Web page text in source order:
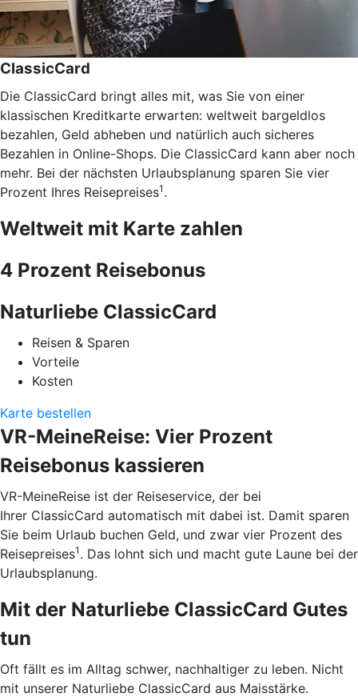
ClassicCard
Die ClassicCard bringt alles mit, was Sie von einer
klassischen Kreditkarte erwarten: weltweit bargeldlos
bezahlen, Geld abheben und natürlich auch sicheres
Bezahlen in Online-Shops. Die ClassicCard kann aber noch
mehr. Bei der nächsten Urlaubsplanung sparen Sie vier
Prozent Ihres Reisepreises1 .
Weltweit mit Karte zahlen
4 Prozent Reisebonus
Naturliebe ClassicCard
Reisen & Sparen
Vorteile
Kosten
Karte bestellen
VR-MeineReise: Vier Prozent
Reisebonus kassieren
VR-MeineReise ist der Reiseservice, der bei
Ihrer ClassicCard automatisch mit dabei ist. Damit sparen
Sie beim Urlaub buchen Geld, und zwar vier Prozent des
Reisepreises1 . Das lohnt sich und macht gute Laune bei der
Urlaubsplanung.
Mit der Naturliebe ClassicCard Gutes
tun
Oft fällt es im Alltag schwer, nachhaltiger zu leben. Nicht
mit unserer Naturliebe ClassicCard aus Maisstärke.